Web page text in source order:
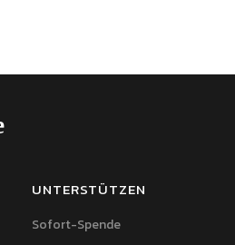
UNTERSTÜTZEN
Sofort-Spende